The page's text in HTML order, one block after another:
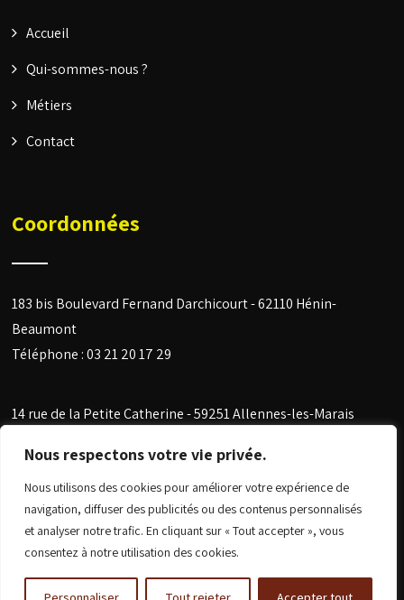
Nous respectons votre vie privée.
Nous utilisons des cookies pour améliorer votre expérience de
navigation, diffuser des publicités ou des contenus personnalisés
et analyser notre trafic. En cliquant sur « Tout accepter », vous
consentez à notre utilisation des cookies.
Accueil
Qui-sommes-nous ?
Métiers
Contact
Coordonnées
183 bis Boulevard Fernand Darchicourt - 62110 Hénin-
Beaumont
Téléphone :03 21 20 17 29
14 rue de la Petite Catherine -59251 Allennes-les-Marais
RéalisationNine-Web